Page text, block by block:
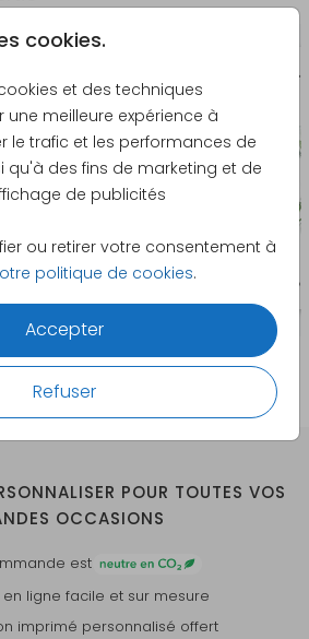
cookies.
et des techniques
une meilleure expérience à
le trafic et les performances de
qu'à des fins de marketing et de
de publicités
ou retirer votre consentement à
politique de cookies.
Accepter
Refuser
POUR TOUTES VOS
OCCASIONS
est
ligne facile et sur mesure
imprimé personnalisé offert